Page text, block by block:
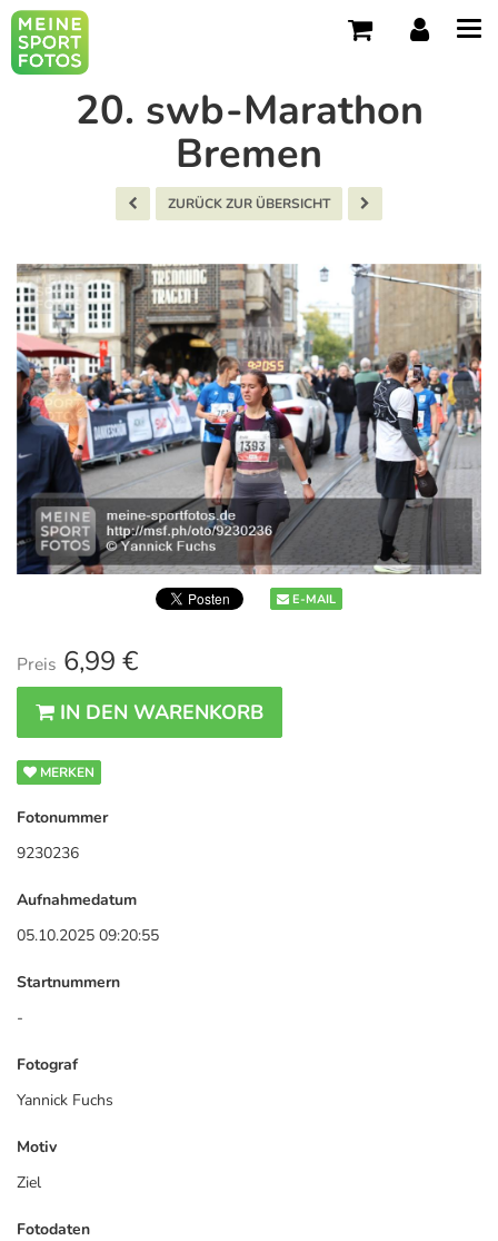
20. swb-Marathon
Bremen
ZURÜCK ZUR ÜBERSICHT
E-MAIL
Preis 6,99 €
IN DEN WARENKORB
MERKEN
Fotonummer
9230236
Aufnahmedatum
05.10.2025 09:20:55
Startnummern
-
Fotograf
Yannick Fuchs
Motiv
Ziel
Fotodaten